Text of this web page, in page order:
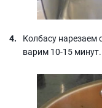
Колбасу нарезаем
варим 10-15 минут.